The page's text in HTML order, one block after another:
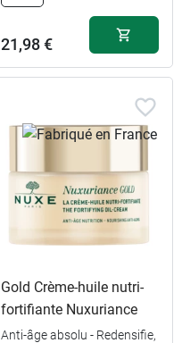
21,98 €
Gold Crème-huile nutri-
fortifiante Nuxuriance
Anti-âge absolu - Redensifie,